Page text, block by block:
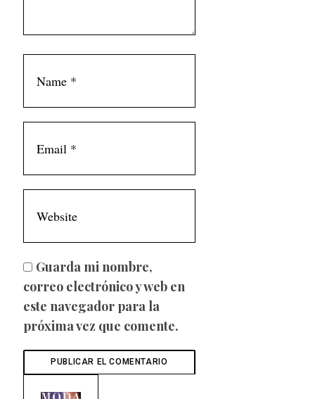
Guarda mi nombre,
correo electrónico y web en
este navegador para la
próxima vez que comente.